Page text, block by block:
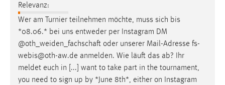
Relevanz:
Wer am Turnier teilnehmen möchte, muss sich bis
*08.06.* bei uns entweder per Instagram DM
@oth_weiden_fachschaft oder unserer Mail-Adresse fs-
webis@oth-aw.de anmelden. Wie läuft das ab? Ihr
meldet euch in [...] want to take part in the tournament,
you need to sign up by *June 8th*, either on Instagram